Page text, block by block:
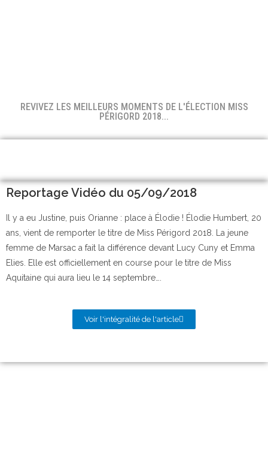
REVIVEZ LES MEILLEURS MOMENTS DE L'ÉLECTION MISS
PÉRIGORD 2018...
Reportage Vidéo du 05/09/2018
Il y a eu Justine, puis Orianne : place à Élodie ! Élodie Humbert, 20
ans, vient de remporter le titre de Miss Périgord 2018. La jeune
femme de Marsac a fait la différence devant Lucy Cuny et Emma
Elies. Elle est officiellement en course pour le titre de Miss
Aquitaine qui aura lieu le 14 septembre….
Voir l'intégralité de l'article